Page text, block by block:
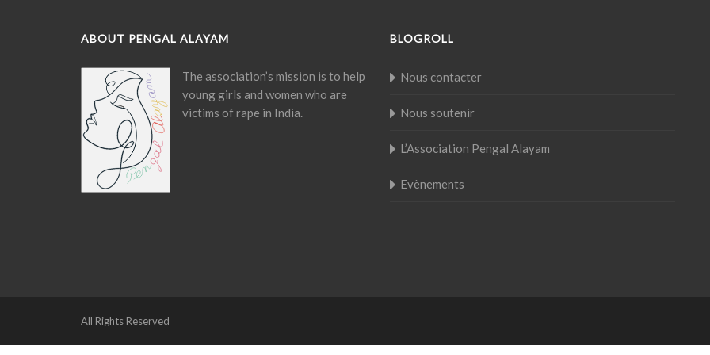
ABOUT PENGAL ALAYAM
The association’s mission is to help
young girls and women who are
victims of rape in India.
BLOGROLL
Nous contacter
Nous soutenir
L’Association Pengal Alayam
Evènements
All Rights Reserved